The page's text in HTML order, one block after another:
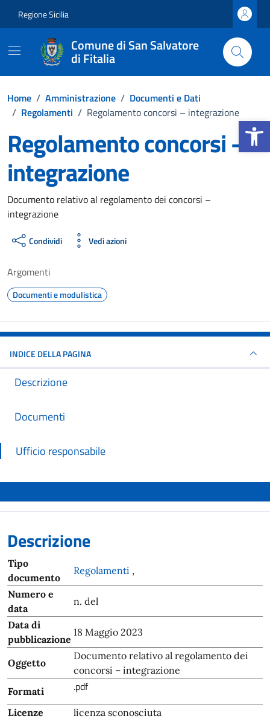
Apri la
Regione Sicilia
Comune di San Salvatore
di Fitalia
Home / Amministrazione / Documenti e Dati
/ Regolamenti / Regolamento concorsi – integrazione
Regolamento concorsi –
integrazione
Dettagli del documento
Documento relativo al regolamento dei concorsi –
integrazione
Condividi Vedi azioni
Argomenti
Documenti e modulistica
INDICE DELLA PAGINA
Descrizione
Documenti
Ufficio responsabile
Descrizione
Tipo
documento
Regolamenti ,
Numero e
data
n. del
Data di
pubblicazione
18 Maggio 2023
Oggetto
Documento relativo al regolamento dei
concorsi – integrazione
Formati
.pdf
Licenze licenza sconosciuta